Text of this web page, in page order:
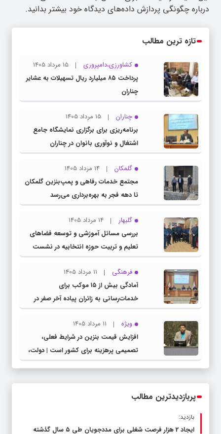
درباره چگونگی پردازش داده‌های دیدگاه خود بیشتر بدانید.
تازه ترین مطالب
کشاورزی،دامپروری
15 مرداد 1405
پرداخت ۸۵ میلیارد ریال تسهیلات به عشایر
چناران
چناران
15 مرداد 1405
برنامه‌ریزی برای برگزاری نمایشگاه جامع
اشتغال و نوآوری بانوان در چناران
گلمکان
14 مرداد 1405
مجتمع خدمات رفاهی و پمپ‌بنزین گلمکان
تا دهه فجر به بهره‌برداری می‌رسد
گلبهار
14 مرداد 1405
بررسی مسائل آموزشی و توسعه فضاهای
تعلیم و تربیت حوزه انتخابیه در نشست
مشترک عضو کمیسیون آموزش مجلس با
مدیرکل آموزش و پرورش خراسان رضوی
فرهنگی
11 مرداد 1405
آمادگی بیش از ۱۵ موکب برای
خدمات‌رسانی به زائران پیاده آخر صفر در
شهرستان چناران
ویژه
11 مرداد 1405
افزایش قیمت بنزین در شرایط فعلی،
تصمیمی پرهزینه برای کشور است | دولت،
قاچاق سوخت و عوامل اصلی ناترازی را
پربازدیدترین مطالب
بازدید:
ایجاد 2 هزار فرصت شغلی برای مددجویان طی ۵ سال گذشته